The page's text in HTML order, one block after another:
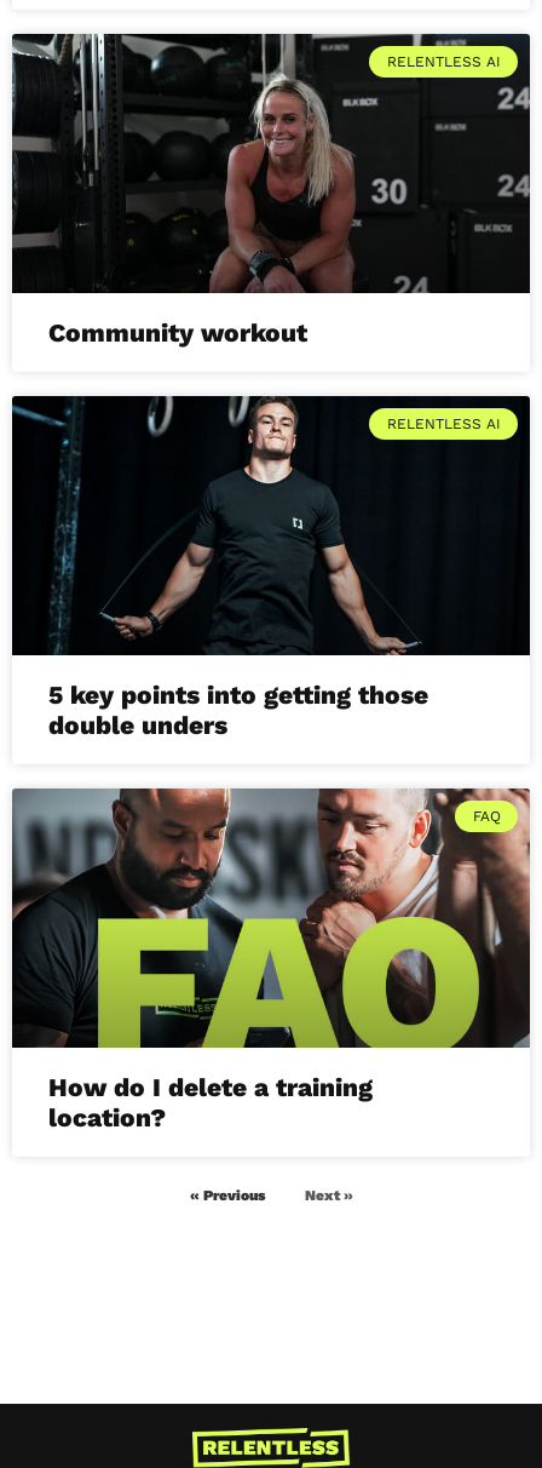
RELENTLESS AI
Community workout
RELENTLESS AI
5 key points into getting those
double unders
FAQ
How do I delete a training
location?
« Previous Next »